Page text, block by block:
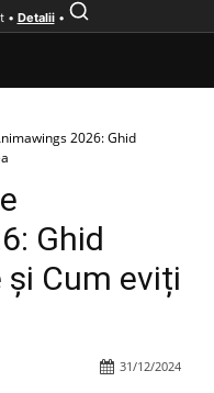
2026: Ghid
Ghid
și Cum eviți
31/12/2024
• Detalii•